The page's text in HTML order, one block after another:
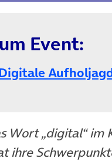
Event:
Wort „digital“ im
ihre